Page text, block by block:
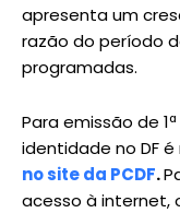
apresenta um
razão do período
programadas.
Para emissão de
identidade no DF
no site da PCDF.
acesso à internet,